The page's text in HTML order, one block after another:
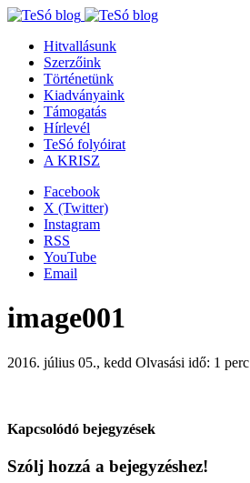
Hitvallásunk
Szerzőink
Történetünk
Kiadványaink
Támogatás
Hírlevél
TeSó folyóirat
A KRISZ
Facebook
X (Twitter)
Instagram
RSS
YouTube
Email
image001
2016. július 05., kedd Olvasási idő: 1 perc
Kapcsolódó bejegyzések
Szólj hozzá a bejegyzéshez!